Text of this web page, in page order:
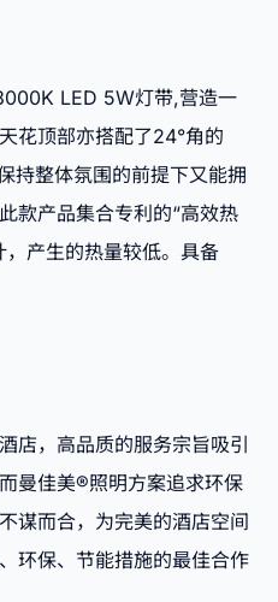
LED 5W灯带,营造一
花顶部亦搭配了24°角的
持整体氛围的前提下又能拥
款产品集合专利的“高效热
产生的热量较低。具备
，高品质的服务宗旨吸引
曼佳美®照明方案追求环保
谋而合，为完美的酒店空间
环保、节能措施的最佳合作